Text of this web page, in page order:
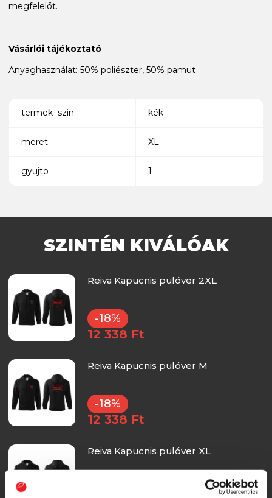
megfelelőt.
Vásárlói tájékoztató
Anyaghasználat: 50% poliészter, 50% pamut
termek_szin kék
meret XL
gyujto 1
SZINTÉN KIVÁLÓAK
Reiva Kapucnis pulóver 2XL
-18%
12 338 Ft
Reiva Kapucnis pulóver M
-18%
12 338 Ft
Reiva Kapucnis pulóver XL